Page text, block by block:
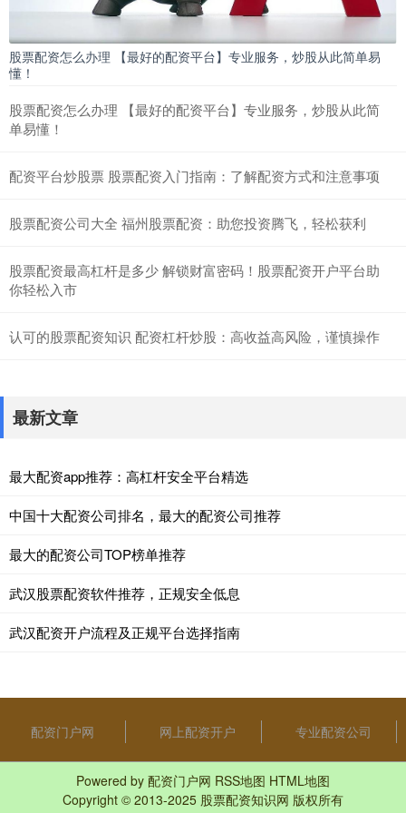
股票配资怎么办理 【最好的配资平台】专业服务，炒股从此简单易
懂！
股票配资怎么办理 【最好的配资平台】专业服务，炒股从此简
单易懂！
配资平台炒股票 股票配资入门指南：了解配资方式和注意事项
股票配资公司大全 福州股票配资：助您投资腾飞，轻松获利
股票配资最高杠杆是多少 解锁财富密码！股票配资开户平台助
你轻松入市
认可的股票配资知识 配资杠杆炒股：高收益高风险，谨慎操作
最新文章
最大配资app推荐：高杠杆安全平台精选
中国十大配资公司排名，最大的配资公司推荐
最大的配资公司TOP榜单推荐
武汉股票配资软件推荐，正规安全低息
武汉配资开户流程及正规平台选择指南
配资门户网 网上配资开户 专业配资公司
Powered by 配资门户网 RSS地图 HTML地图
Copyright © 2013-2025 股票配资知识网 版权所有